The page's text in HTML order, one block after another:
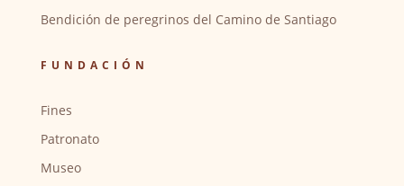
Bendición de peregrinos del Camino de Santiago
FUNDACIÓN
Fines
Patronato
Museo